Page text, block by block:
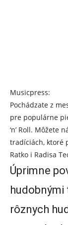
Musicpress:
Pochádzate z
pre populárne
‘n’ Roll. Môžete
tradíciách, ktoré
Ratko i Radisa
Úprimne
hudobnými
rôznych